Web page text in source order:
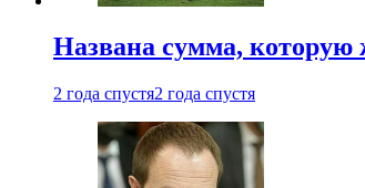
Названа сумма, которую
2 года спустя2 года спустя